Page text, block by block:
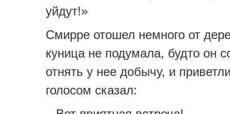
уйдут!»
Смирре отошел немного от
куница не подумала, будто он
отнять у нее добычу, и
голосом сказал: